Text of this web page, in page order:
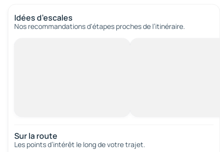
Idées d’escales
Nos recommandations d'étapes proches de l’itinéraire.
Sur la route
Les points d’intérêt le long de votre trajet.